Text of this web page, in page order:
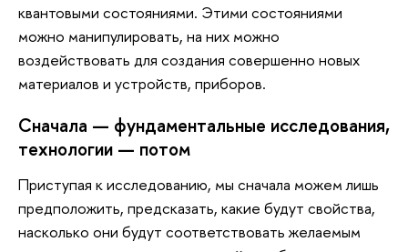
квантовыми состояниями. Этими состояниями
можно манипулировать, на них можно
воздействовать для создания совершенно новых
материалов и устройств, приборов.
Сначала — фундаментальные исследования,
технологии — потом
Приступая к исследованию, мы сначала можем лишь
предположить, предсказать, какие будут свойства,
насколько они будут соответствовать желаемым